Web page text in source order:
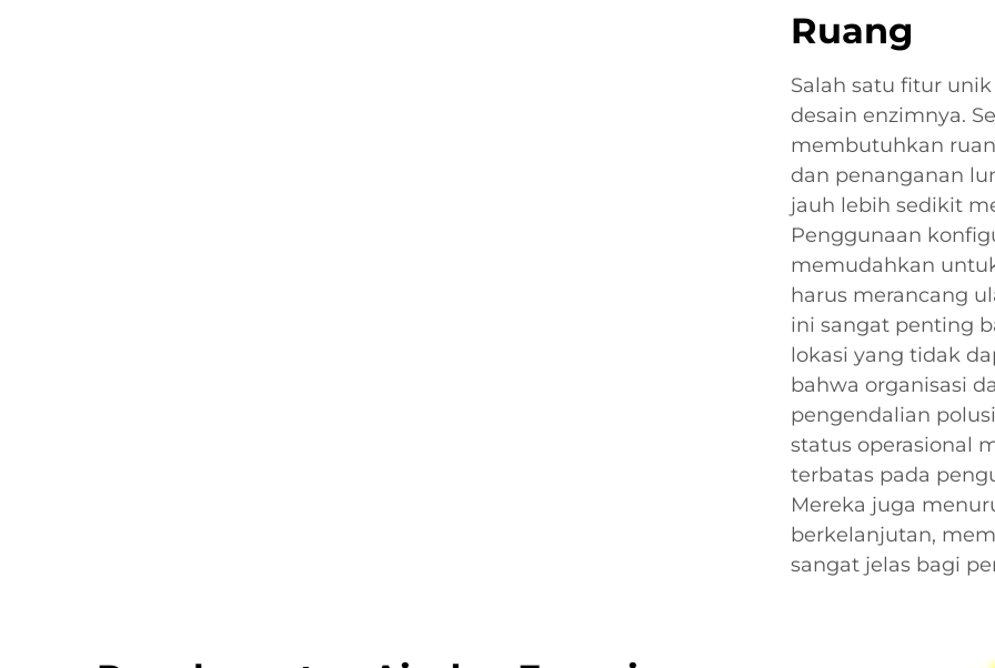
Ruang
Salah satu fitur
desain enzimnya.
membutuhkan
dan penanganan
jauh lebih sedikit
Penggunaan
memudahkan
harus merancang
ini sangat penting
lokasi yang tidak
bahwa organisasi
pengendalian
status operasional
terbatas pada
Mereka juga
berkelanjutan,
sangat jelas bagi